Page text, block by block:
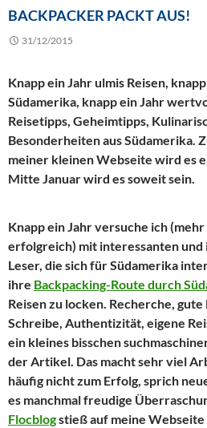
BACKPACKER PACKT AUS!
31/12/2015
Knapp ein Jahr ulmis Reisen,
Südamerika, knapp ein Jahr
Reisetipps, Geheimtipps,
Besonderheiten aus Südamerika.
meiner kleinen Webseite wird es
Mitte Januar wird es soweit sein.
Knapp ein Jahr versuche ich
erfolgreich) mit interessanten
Leser, die sich für Südamerika
ihre Backpacking-Route durch
Reisen zu locken. Recherche,
Schreibe, Authentizität, eigene
ein kleines bisschen
der Artikel. Das macht sehr viel
häufig nicht zum Erfolg, sprich
es manchmal freudige
Flocblogstieß auf meine